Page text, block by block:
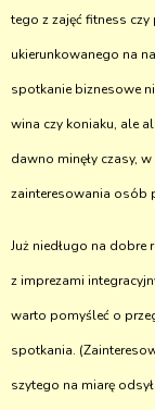
tego z zajęć fitness
ukierunkowanego na
spotkanie biznesowe
wina czy koniaku, ale
dawno minęły czasy,
zainteresowania osób
Już niedługo na dobre
z imprezami
warto pomyśleć o
spotkania.
szytego na miarę